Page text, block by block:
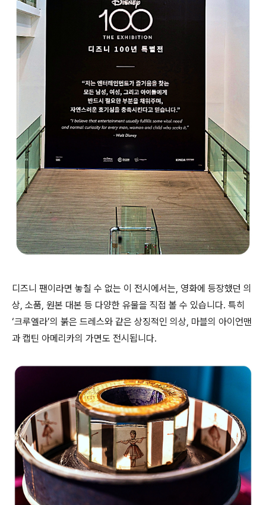
디즈니 팬이라면 놓칠 수 없는 이 전시에서는, 영화에 등장했던 의
상, 소품, 원본 대본 등 다양한 유물을 직접 볼 수 있습니다. 특히
‘크루엘라’의 붉은 드레스와 같은 상징적인 의상, 마블의 아이언맨
과 캡틴 아메리카의 가면도 전시됩니다.